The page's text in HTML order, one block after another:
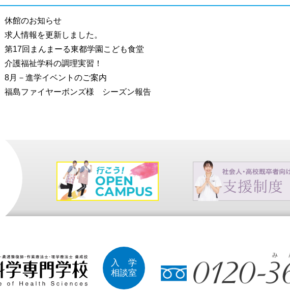
休館のお知らせ
求人情報を更新しました。
第17回まんまーる東都学園こども食堂
介護福祉学科の調理実習！
8月－進学イベントのご案内
福島ファイヤーボンズ様 シーズン報告
入 学
相談室